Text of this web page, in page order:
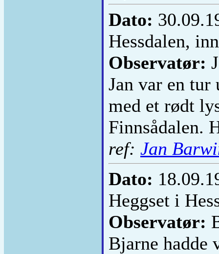
Dato:
Hessdalen,
Observatør:
Jan var en
med et rødt
Finnsådalen.
ref: Jan
Dato:
Heggset i
Observatør:
Bjarne hadde